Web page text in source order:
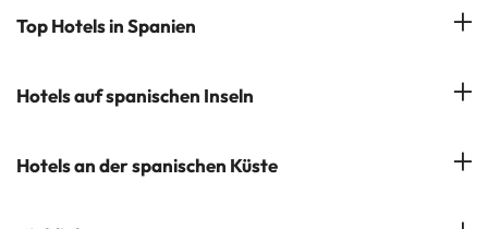
Unser Team
Newsletter abonnieren
Top Hotels in Spanien
Hotels in Salou
Hotels in Marbella
Hotels auf spanischen Inseln
Hotels auf Mallorca
Hotels an der spanischen Küste
Costa Brava